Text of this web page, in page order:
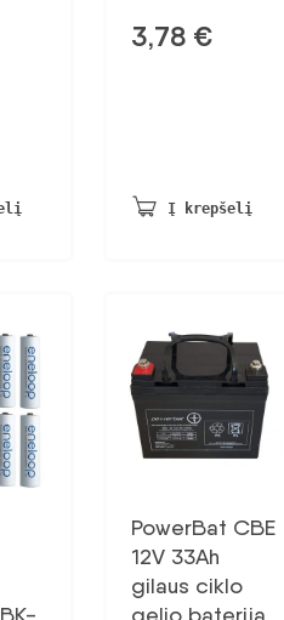
3,78 €
Į krepšelį
PowerBat CBE
12V 33Ah
gilaus ciklo
gelio baterija